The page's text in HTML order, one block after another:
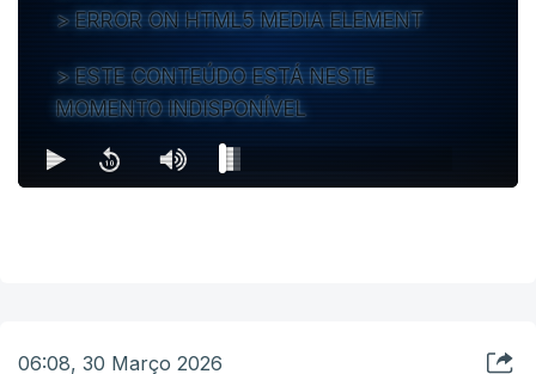
ERROR ON HTML5 MEDIA ELEMENT
ESTE CONTEÚDO ESTÁ NESTE
MOMENTO INDISPONÍVEL
06:08, 30 Março 2026